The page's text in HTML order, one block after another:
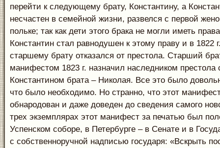
перейти к следующему брату, Константину, а
несчастен в семейной жизни, развелся с первой
польке; так как дети этого брака не могли иметь
Константин стал равнодушен к этому праву и в 1822
старшему брату отказался от престола. Старший
манифестом 1823 г. назначил наследником
Константином брата – Николая. Все это было
что было необходимо. Но странно, что этот
обнародован и даже доведен до сведения самого
трех экземплярах этот манифест за печатью был
Успенском соборе, в Петербурге – в Сенате и в
с собственноручной надписью государя: «Вскрыть